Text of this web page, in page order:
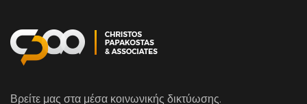
Βρείτε μας στα μέσα κοινωνικής δικτύωσης.